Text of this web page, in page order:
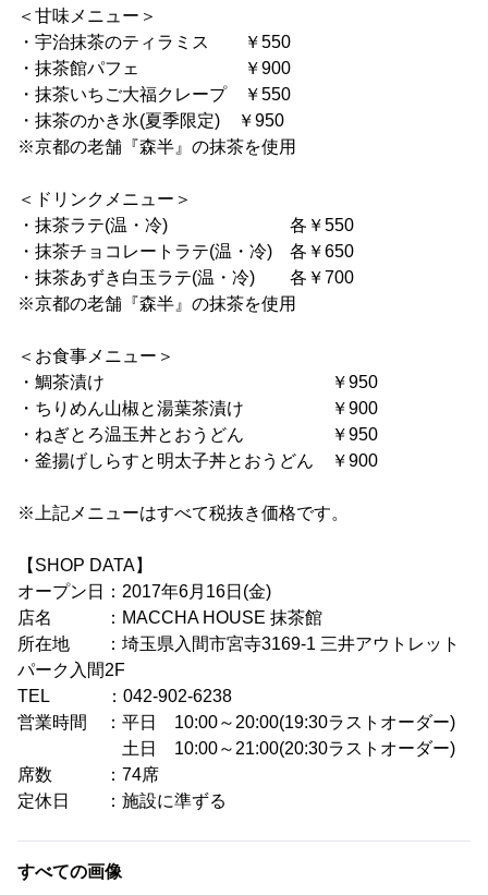
＜甘味メニュー＞
・宇治抹茶のティラミス ￥550
・抹茶館パフェ ￥900
・抹茶いちご大福クレープ ￥550
・抹茶のかき氷(夏季限定) ￥950
※京都の老舗『森半』の抹茶を使用
＜ドリンクメニュー＞
・抹茶ラテ(温・冷) 各￥550
・抹茶チョコレートラテ(温・冷) 各￥650
・抹茶あずき白玉ラテ(温・冷) 各￥700
※京都の老舗『森半』の抹茶を使用
＜お食事メニュー＞
・鯛茶漬け ￥950
・ちりめん山椒と湯葉茶漬け ￥900
・ねぎとろ温玉丼とおうどん ￥950
・釜揚げしらすと明太子丼とおうどん ￥900
※上記メニューはすべて税抜き価格です。
【SHOP DATA】
オープン日：2017年6月16日(金)
店名 ：MACCHA HOUSE 抹茶館
所在地 ：埼玉県入間市宮寺3169-1 三井アウトレット
パーク入間2F
TEL ：042-902-6238
営業時間 ：平日 10:00～20:00(19:30ラストオーダー)
土日 10:00～21:00(20:30ラストオーダー)
席数 ：74席
定休日 ：施設に準ずる
すべての画像